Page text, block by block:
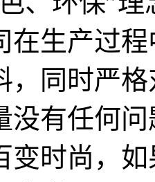
在生产过
，同时严
没有任何
变时尚，